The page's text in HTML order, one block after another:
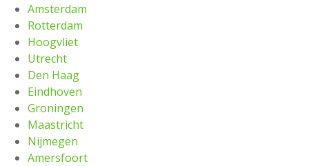
Amsterdam
Rotterdam
Hoogvliet
Utrecht
Den Haag
Eindhoven
Groningen
Maastricht
Nijmegen
Amersfoort